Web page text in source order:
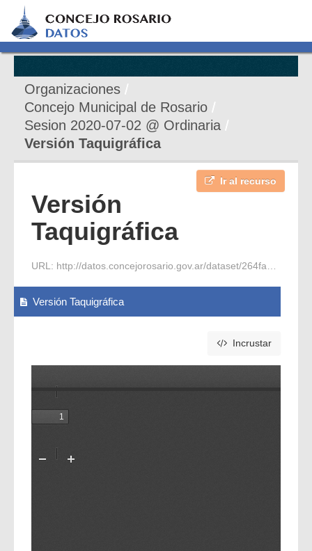
Organizaciones
Concejo Municipal de Rosario
Sesion 2020-07-02 @ Ordinaria
Versión Taquigráfica
Ir al recurso
Versión
Taquigráfica
URL: http://datos.concejorosario.gov.ar/dataset/264faeea-f087-4f48-8b4f-7f0f00d7bae6/resource/227455e2-216a-4623-bf43-1a1bf099db52/download/2020-07-02-s-ordinaria-7-vt.pdf
Versión Taquigráfica
Incrustar